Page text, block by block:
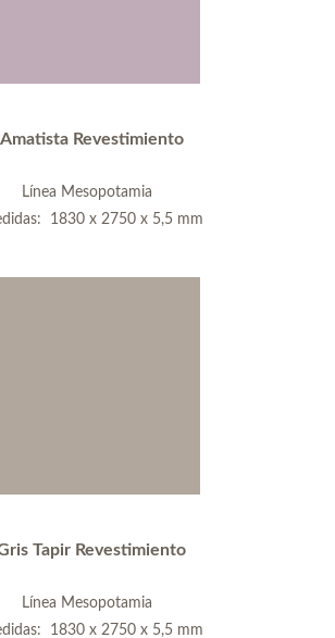
Amatista Revestimiento
Línea Mesopotamia
1830 x 2750 x 5,5 mm
Tapir Revestimiento
Línea Mesopotamia
1830 x 2750 x 5,5 mm